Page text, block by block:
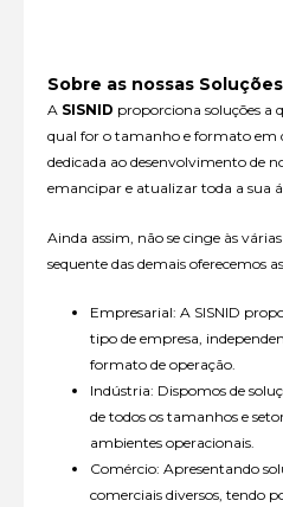
Sobre as nossas
A SISNID proporciona soluções a
qual for o tamanho e formato em
dedicada ao desenvolvimento de
emancipar e atualizar toda a sua
Ainda assim, não se cinge às
sequente das demais oferecemos
Empresarial: A SISNID
tipo de empresa,
formato de operação.
Indústria: Dispomos de
de todos os tamanhos e
ambientes operacionais.
Comércio: Apresentando
comerciais diversos, tendo